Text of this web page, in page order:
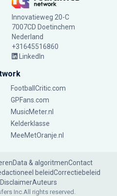
Innovatieweg 20-C
7007CD Doetinchem
Nederland
+31645516860
LinkedIn
FootballCritic.com
GPFans.com
MusicMeter.nl
Kelderklasse
MeeMetOranje.nl
Data & algoritmenContact
beleidCorrectiebeleid
DisclaimerAuteurs
Inc.All rights reserved.